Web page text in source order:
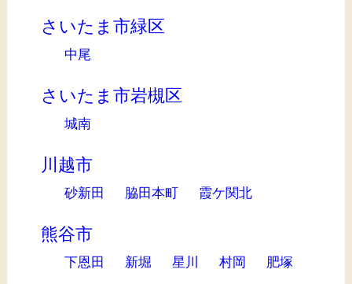
さいたま市緑区
中尾
さいたま市岩槻区
城南
川越市
砂新田 脇田本町 霞ケ関北
熊谷市
下恩田 新堀 星川 村岡 肥塚